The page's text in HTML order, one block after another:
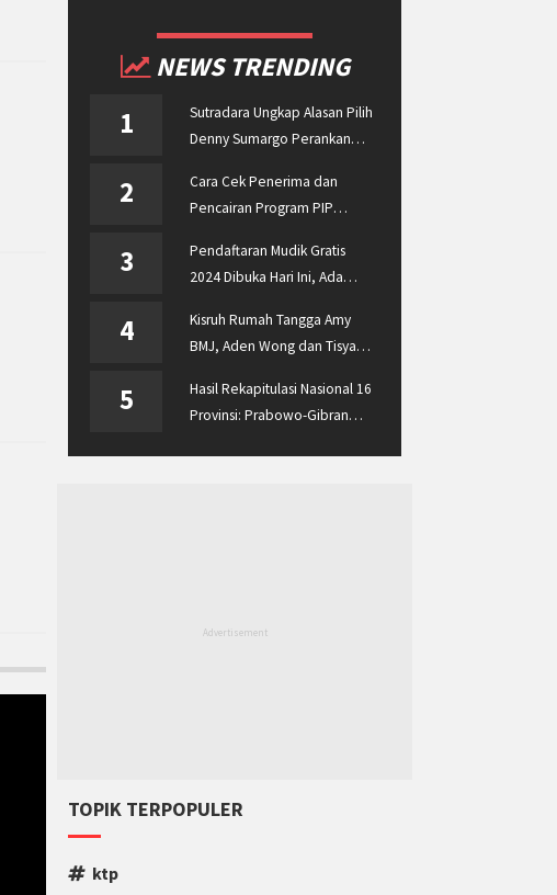
NEWS TRENDING
1
Sutradara Ungkap Alasan Pilih
Denny Sumargo Perankan
2
Cara Cek Penerima dan
Pencairan Program PIP
pip.kemdikbud.go.id
3
Pendaftaran Mudik Gratis
2024 Dibuka Hari Ini, Ada
Jateng dan Dishub Jatim
4
Kisruh Rumah Tangga Amy
BMJ, Aden Wong dan Tisya
Malaysia dan Singapura
5
Hasil Rekapitulasi Nasional 16
Provinsi: Prabowo-Gibran
TOPIK TERPOPULER
ktp